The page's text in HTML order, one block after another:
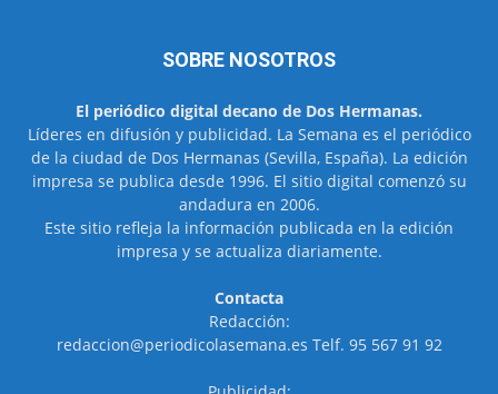
SOBRE NOSOTROS
El periódico digital decano de Dos Hermanas.
Líderes en difusión y publicidad. La Semana es el periódico
de la ciudad de Dos Hermanas (Sevilla, España). La edición
impresa se publica desde 1996. El sitio digital comenzó su
andadura en 2006.
Este sitio refleja la información publicada en la edición
impresa y se actualiza diariamente.
Contacta
Redacción:
redaccion@periodicolasemana.es Telf. 95 567 91 92